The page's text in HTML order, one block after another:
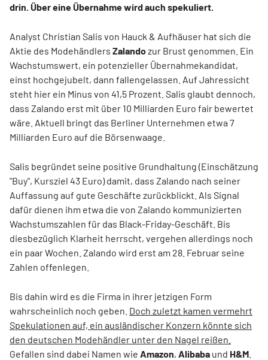
drin. Über eine Übernahme wird auch spekuliert.
Analyst Christian Salis von Hauck & Aufhäuser hat sich die
Aktie des Modehändlers Zalandozur Brust genommen. Ein
Wachstumswert, ein potenzieller Übernahmekandidat,
einst hochgejubelt, dann fallengelassen. Auf Jahressicht
steht hier ein Minus von 41,5 Prozent. Salis glaubt dennoch,
dass Zalando erst mit über 10 Milliarden Euro fair bewertet
wäre. Aktuell bringt das Berliner Unternehmen etwa 7
Milliarden Euro auf die Börsenwaage.
Salis begründet seine positive Grundhaltung (Einschätzung
"Buy", Kursziel 43 Euro) damit, dass Zalando nach seiner
Auffassung auf gute Geschäfte zurückblickt. Als Signal
dafür dienen ihm etwa die von Zalando kommunizierten
Wachstumszahlen für das Black-Friday-Geschäft. Bis
diesbezüglich Klarheit herrscht, vergehen allerdings noch
ein paar Wochen. Zalando wird erst am 28. Februar seine
Zahlen offenlegen.
Bis dahin wird es die Firma in ihrer jetzigen Form
wahrscheinlich noch geben. Doch zuletzt kamen vermehrt
Spekulationen auf, ein ausländischer Konzern könnte sich
den deutschen Modehändler unter den Nagel reißen.
Gefallen sind dabei Namen wie Amazon, Alibaba und H&M